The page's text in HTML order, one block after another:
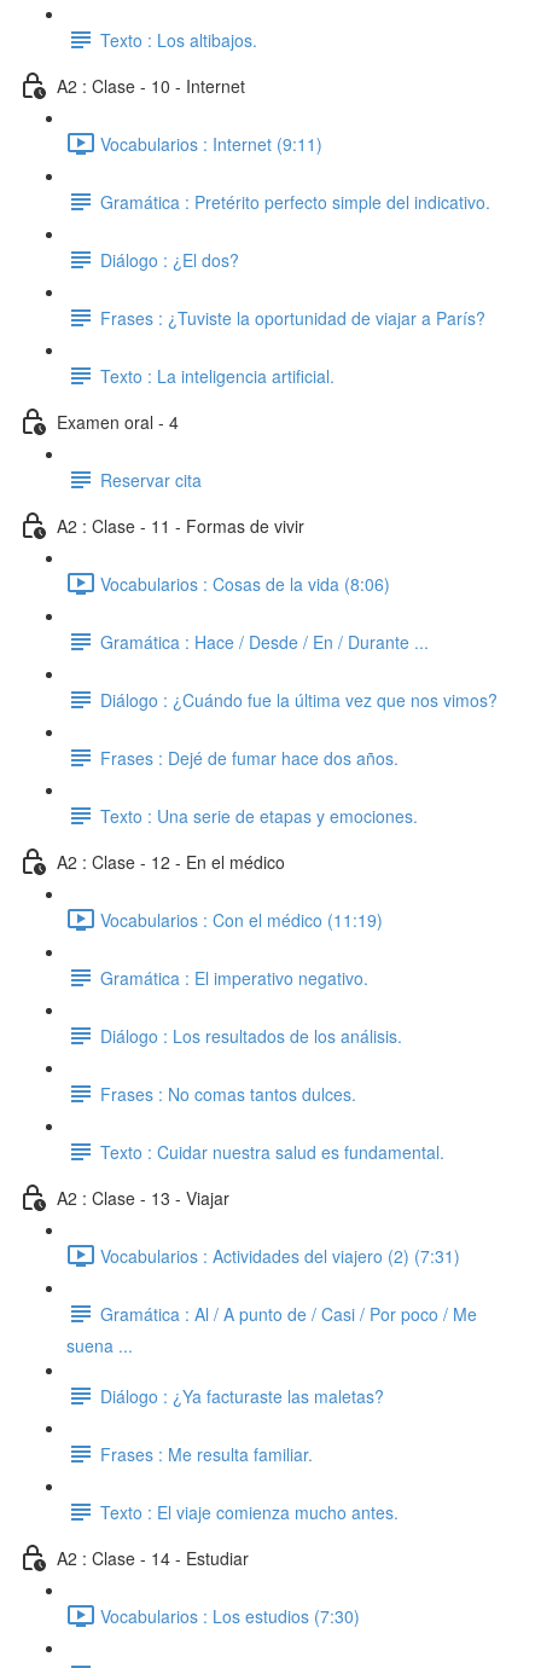
Texto : Los altibajos.
A2 : Clase - 10 - Internet
Vocabularios : Internet (9:11)
Gramática : Pretérito perfecto simple del indicativo.
Diálogo : ¿El dos?
Frases : ¿Tuviste la oportunidad de viajar a París?
Texto : La inteligencia artificial.
Examen oral - 4
Reservar cita
A2 : Clase - 11 - Formas de vivir
Vocabularios : Cosas de la vida (8:06)
Gramática : Hace / Desde / En / Durante ...
Diálogo : ¿Cuándo fue la última vez que nos vimos?
Frases : Dejé de fumar hace dos años.
Texto : Una serie de etapas y emociones.
A2 : Clase - 12 - En el médico
Vocabularios : Con el médico (11:19)
Gramática : El imperativo negativo.
Diálogo : Los resultados de los análisis.
Frases : No comas tantos dulces.
Texto : Cuidar nuestra salud es fundamental.
A2 : Clase - 13 - Viajar
Vocabularios : Actividades del viajero (2) (7:31)
Gramática : Al / A punto de / Casi / Por poco / Me
suena ...
Diálogo : ¿Ya facturaste las maletas?
Frases : Me resulta familiar.
Texto : El viaje comienza mucho antes.
A2 : Clase - 14 - Estudiar
Vocabularios : Los estudios (7:30)